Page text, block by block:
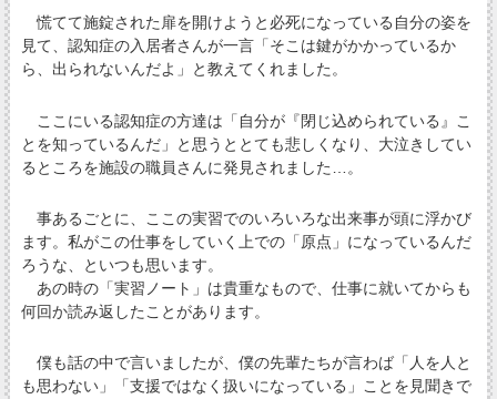
慌てて施錠された扉を開けようと必死になっている自分の姿を
見て、認知症の入居者さんが一言「そこは鍵がかかっているか
ら、出られないんだよ」と教えてくれました。
ここにいる認知症の方達は「自分が『閉じ込められている』こ
とを知っているんだ」と思うととても悲しくなり、大泣きしてい
るところを施設の職員さんに発見されました…。
事あるごとに、ここの実習でのいろいろな出来事が頭に浮かび
ます。私がこの仕事をしていく上での「原点」になっているんだ
ろうな、といつも思います。
あの時の「実習ノート」は貴重なもので、仕事に就いてからも
何回か読み返したことがあります。
僕も話の中で言いましたが、僕の先輩たちが言わば「人を人と
も思わない」「支援ではなく扱いになっている」ことを見聞きで